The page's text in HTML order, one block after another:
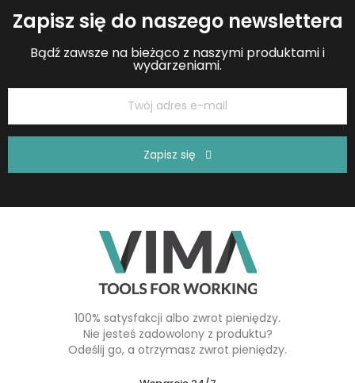
Zapisz się do naszego newslettera
Bądź zawsze na bieżąco z naszymi produktami i
wydarzeniami.
Zapisz się
100% satysfakcji albo zwrot pieniędzy.
Nie jesteś zadowolony z produktu?
Odeślij go, a otrzymasz zwrot pieniędzy.